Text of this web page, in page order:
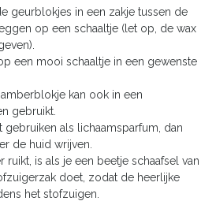
geurblokjes in een zakje tussen de
op een schaaltje (let op, de wax
een mooi schaaltje in een gewenste
kan ook in een
gebruikt.
als lichaamsparfum, dan
de huid wrijven.
is als je een beetje schaafsel van
doet, zodat de heerlijke
het stofzuigen.